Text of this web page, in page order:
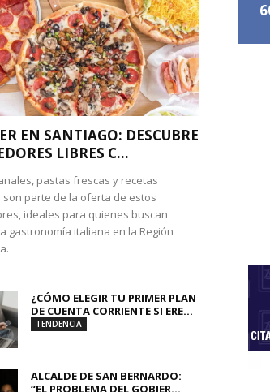
EN SANTIAGO: DESCUBRE
LIBRES C...
pastas frescas y recetas
parte de la oferta de estos
ideales para quienes buscan
gastronomía italiana en la Región
¿CÓMO ELEGIR TU PRIMER PLAN
DE CUENTA CORRIENTE SI ERE...
TENDENCIA
ALCALDE DE SAN BERNARDO:
“EL PROBLEMA DEL GOBIER...